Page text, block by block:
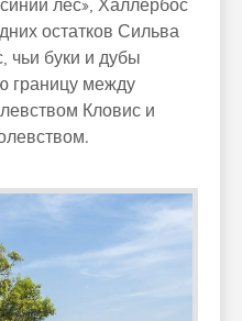
лес», Халлербос
остатков Сильва
чьи буки и дубы
границу между
Кловис и